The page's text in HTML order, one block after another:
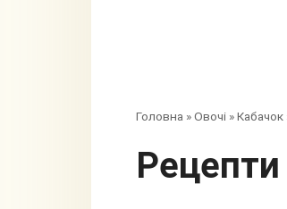
Головна »Овочі »Кабачок